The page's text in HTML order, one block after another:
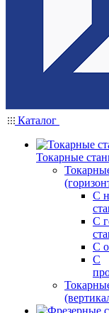
Каталог
Токарные
С
С
С
С